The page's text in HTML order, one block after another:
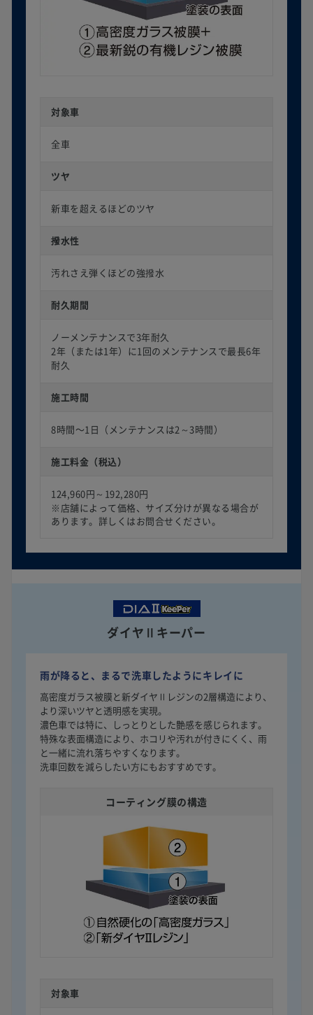
対象車
全車
ツヤ
新車を超えるほどのツヤ
撥水性
汚れさえ弾くほどの強撥水
耐久期間
ノーメンテナンスで3年耐久
2年（または1年）に1回のメンテナンスで最長6年
耐久
施工時間
8時間〜1日（メンテナンスは2～3時間）
施工料金（税込）
124,960円～192,280円
※店舗によって価格、サイズ分けが異なる場合が
あります。詳しくはお問合せください。
ダイヤⅡキーパー
雨が降ると、まるで洗車したようにキレイに
高密度ガラス被膜と新ダイヤⅡレジンの2層構造により、
より深いツヤと透明感を実現。
濃色車では特に、しっとりとした艶感を感じられます。
特殊な表面構造により、ホコリや汚れが付きにくく、雨
と一緒に流れ落ちやすくなります。
洗車回数を減らしたい方にもおすすめです。
コーティング膜の構造
対象車